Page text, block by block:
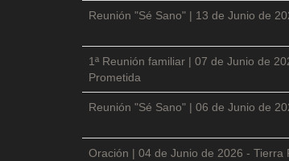
Reunión "Sé Sano" | 13 de Junio de
1ª Reunión familiar | 07 de Junio de
Prometida
Reunión "Sé Sano" | 06 de Junio de
Oración | 04 de Junio de 2026 - Tierra